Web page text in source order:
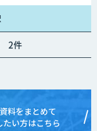
2件
料をまとめて
たい方はこちら